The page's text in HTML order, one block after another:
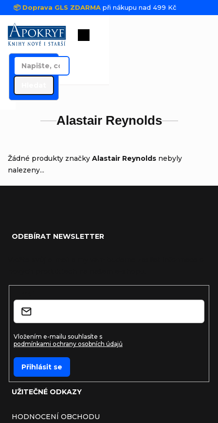
Přejít na obsah
📦 Doprava GLS ZDARMA při nákupu nad 499 Kč
Nákupní košík
Alastair Reynolds
Žádné produkty značky Alastair Reynolds nebyly
nalezeny...
UŽITEČNÉ ODKAZY
HODNOCENÍ OBCHODU
ODEBÍRAT NEWSLETTER
Vložením e-mailu souhlasíte s
podmínkami ochrany osobních údajů
Přihlásit se